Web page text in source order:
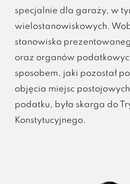
specjalnie dla garaży, w
wielostanowiskowych.
stanowisko
oraz organów
sposobem, jaki pozostał
objęcia miejsc
podatku, była skarga do
Konstytucyjnego.